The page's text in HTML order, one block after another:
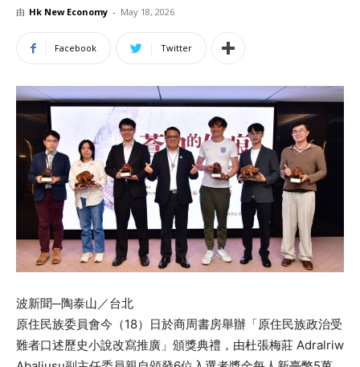
由 Hk New Economy - May 18, 2026
Facebook Twitter
波新聞─陶泰山／台北
原住民族委員會今（18）日於商周書房舉辦「原住民族政治受
難者口述歷史小說改寫推廣」頒獎典禮，由杜張梅莊 Adralriw